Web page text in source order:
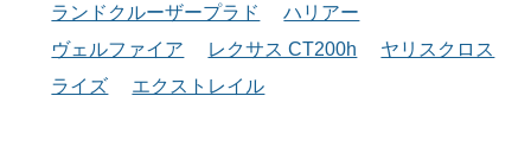
ランドクルーザープラド
ハリアー
ヴェルファイア
レクサス CT200h
ヤリスクロス
ライズ
エクストレイル